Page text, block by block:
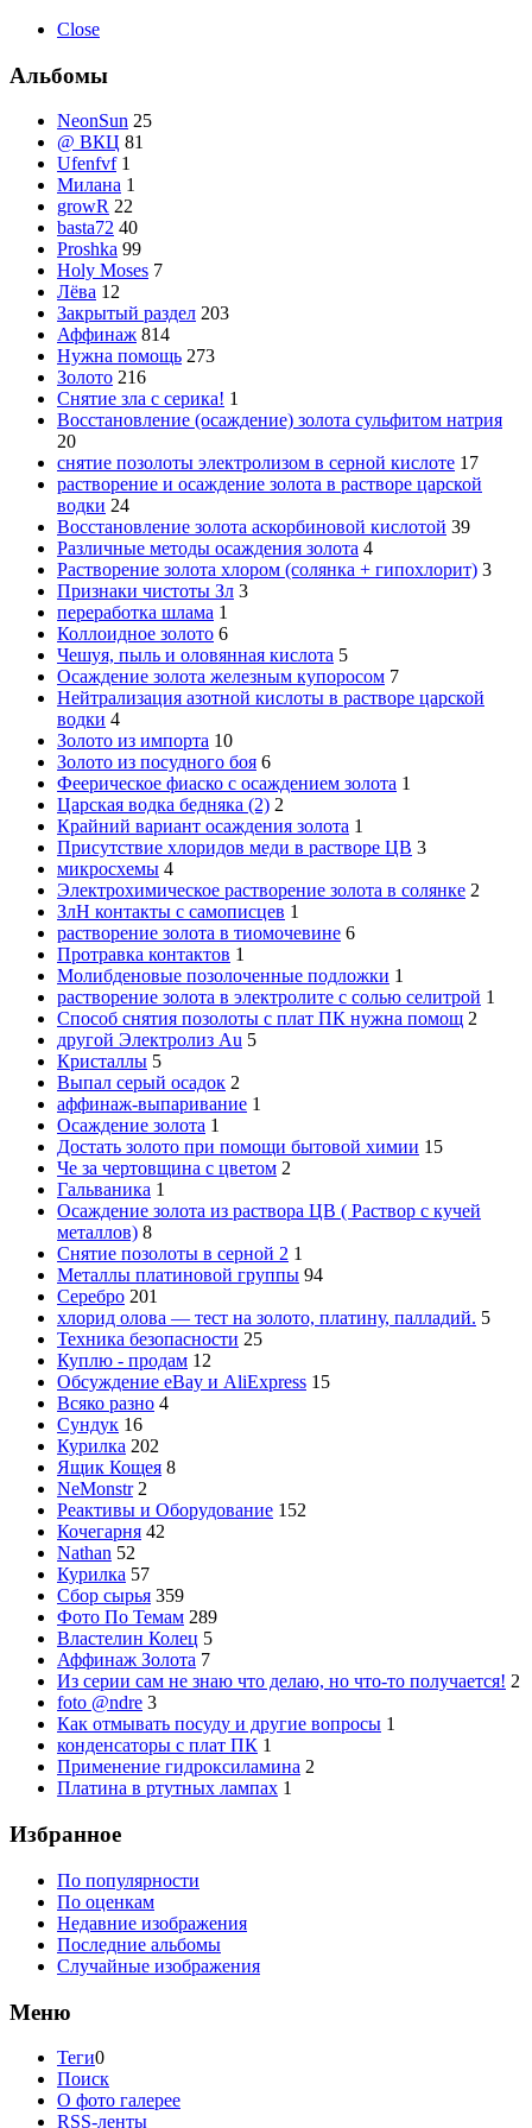
Close
Альбомы
NeonSun 25
@ ВКЦ 81
Ufenfvf 1
Милана 1
growR 22
basta72 40
Proshka 99
Holy Moses 7
Лёва 12
Закрытый раздел 203
Аффинаж 814
Нужна помощь 273
Золото 216
Снятие зла с серика! 1
Восстановление (осаждение) золота сульфитом натрия
20
снятие позолоты электролизом в серной кислоте 17
растворение и осаждение золота в растворе царской
водки 24
Восстановление золота аскорбиновой кислотой 39
Различные методы осаждения золота 4
Растворение золота хлором (солянка + гипохлорит) 3
Признаки чистоты Зл 3
переработка шлама 1
Коллоидное золото 6
Чешуя, пыль и оловянная кислота 5
Осаждение золота железным купоросом 7
Нейтрализация азотной кислоты в растворе царской
водки 4
Золото из импорта 10
Золото из посудного боя 6
Феерическое фиаско с осаждением золота 1
Царская водка бедняка (2) 2
Крайний вариант осаждения золота 1
Присутствие хлоридов меди в растворе ЦВ 3
микросхемы 4
Электрохимическое растворение золота в солянке 2
ЗлН контакты с самописцев 1
растворение золота в тиомочевине 6
Протравка контактов 1
Молибденовые позолоченные подложки 1
растворение золота в электролите с солью селитрой 1
Способ снятия позолоты с плат ПК нужна помощ 2
другой Электролиз Au 5
Кристаллы 5
Выпал серый осадок 2
аффинаж-выпаривание 1
Осаждение золота 1
Достать золото при помощи бытовой химии 15
Че за чертовщина с цветом 2
Гальваника 1
Осаждение золота из раствора ЦВ ( Раствор с кучей
металлов) 8
Снятие позолоты в серной 2 1
Металлы платиновой группы 94
Серебро 201
хлорид олова — тест на золото, платину, палладий. 5
Техника безопасности 25
Куплю - продам 12
Обсуждение eBay и AliExpress 15
Всяко разно 4
Сундук 16
Курилка 202
Ящик Кощея 8
NeMonstr 2
Реактивы и Оборудование 152
Кочегарня 42
Nathan 52
Курилка 57
Сбор сырья 359
Фото По Темам 289
Властелин Колец 5
Аффинаж Золота 7
Из серии сам не знаю что делаю, но что-то получается! 2
foto @ndre 3
Как отмывать посуду и другие вопросы 1
конденсаторы с плат ПК 1
Применение гидроксиламина 2
Платина в ртутных лампах 1
Избранное
По популярности
По оценкам
Недавние изображения
Последние альбомы
Случайные изображения
Меню
Теги0
Поиск
О фото галерее
RSS-ленты